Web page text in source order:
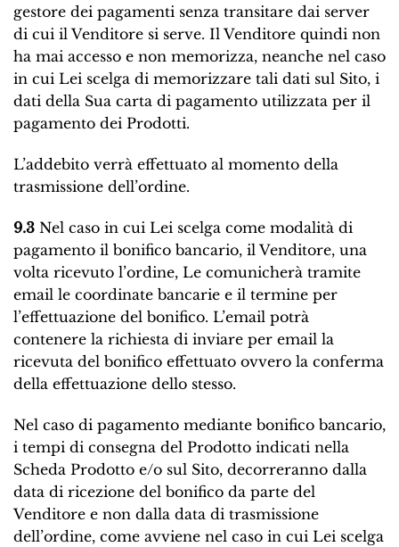
gestore dei pagamenti senza transitare dai server
di cui il Venditore si serve. Il Venditore quindi non
ha mai accesso e non memorizza, neanche nel caso
in cui Lei scelga di memorizzare tali dati sul Sito, i
dati della Sua carta di pagamento utilizzata per il
pagamento dei Prodotti.
L’addebito verrà effettuato al momento della
trasmissione dell’ordine.
9.3 Nel caso in cui Lei scelga come modalità di
pagamento il bonifico bancario, il Venditore, una
volta ricevuto l’ordine, Le comunicherà tramite
email le coordinate bancarie e il termine per
l’effettuazione del bonifico. L’email potrà
contenere la richiesta di inviare per email la
ricevuta del bonifico effettuato ovvero la conferma
della effettuazione dello stesso.
Nel caso di pagamento mediante bonifico bancario,
i tempi di consegna del Prodotto indicati nella
Scheda Prodotto e/o sul Sito, decorreranno dalla
data di ricezione del bonifico da parte del
Venditore e non dalla data di trasmissione
dell’ordine, come avviene nel caso in cui Lei scelga